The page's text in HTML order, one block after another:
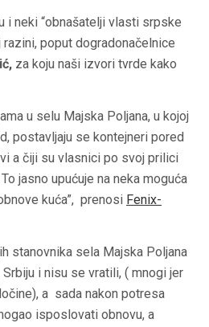
i neki “obnašatelji vlasti srpske
poput dogradonačelnice
za koju naši izvori tvrde kako
u selu Majska Poljana, u kojoj
postavljaju se kontejneri pored
a čiji su vlasnici po svoj prilici
jasno upućuje na neka moguća
kuća”, prenosi Fenix-
stanovnika sela Majska Poljana
i nisu se vratili, ( mnogi jer
a sada nakon potresa
isposlovati obnovu, a